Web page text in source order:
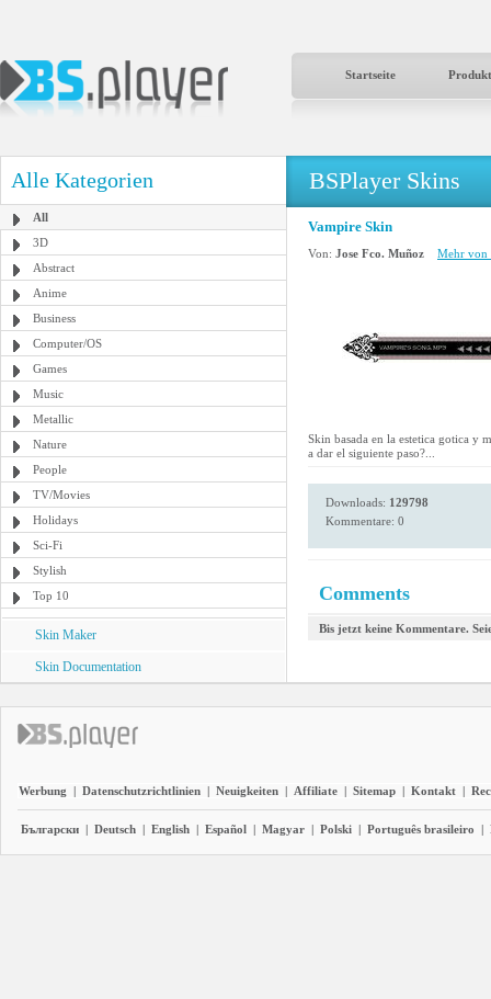
Startseite
Alle Kategorien
All
3D
Abstract
Anime
Business
Computer/OS
Games
Music
Metallic
Nature
People
TV/Movies
Holidays
Sci-Fi
Stylish
Top 10
Skin Maker
Skin Documentation
BSPlayer Skins
Vampire Skin
Von: Jose Fco. Muñoz Mehr von
Skin basada en la estetica gotica y
a dar el siguiente paso?...
Downloads: 129798
Kommentare: 0
Comments
Bis jetzt keine Kommentare.
Werbung | Datenschutzrichtlinien | Neuigkeiten | Affiliate | Sitemap | Kontakt |
Български | Deutsch | English | Español | Magyar | Polski | Português brasileiro |